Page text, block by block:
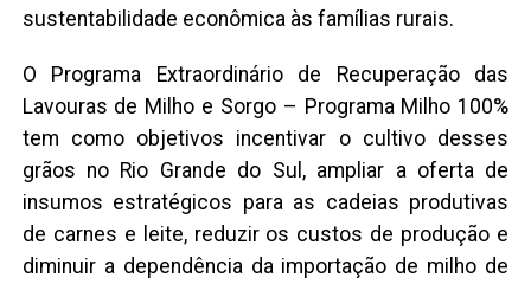
sustentabilidade econômica às famílias rurais.
O Programa Extraordinário de Recuperação das
Lavouras de Milho e Sorgo – Programa Milho 100%
tem como objetivos incentivar o cultivo desses
grãos no Rio Grande do Sul, ampliar a oferta de
insumos estratégicos para as cadeias produtivas
de carnes e leite, reduzir os custos de produção e
diminuir a dependência da importação de milho de